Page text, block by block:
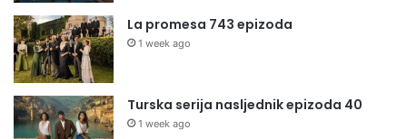
La promesa 743 epizoda
1 week ago
Turska serija nasljednik epizoda 40
1 week ago